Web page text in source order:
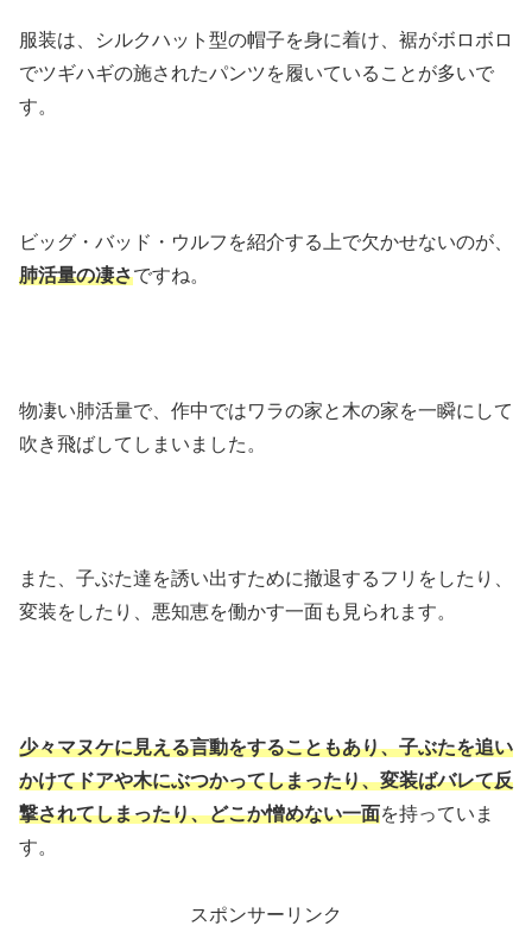
服装は、シルクハット型の帽子を身に着け、裾がボロボロ
でツギハギの施されたパンツを履いていることが多いで
す。
ビッグ・バッド・ウルフを紹介する上で欠かせないのが、
肺活量の凄さですね。
物凄い肺活量で、作中ではワラの家と木の家を一瞬にして
吹き飛ばしてしまいました。
また、子ぶた達を誘い出すために撤退するフリをしたり、
変装をしたり、悪知恵を働かす一面も見られます。
少々マヌケに見える言動をすることもあり、子ぶたを追い
かけてドアや木にぶつかってしまったり、変装ばバレて反
撃されてしまったり、どこか憎めない一面を持っていま
す。
スポンサーリンク